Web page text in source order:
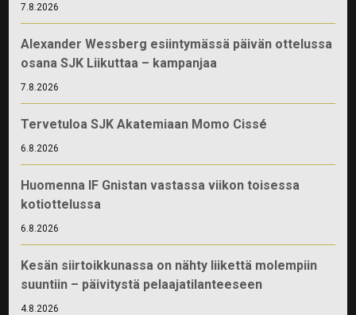
7.8.2026
Alexander Wessberg esiintymässä päivän ottelussa
osana SJK Liikuttaa – kampanjaa
7.8.2026
Tervetuloa SJK Akatemiaan Momo Cissé
6.8.2026
Huomenna IF Gnistan vastassa viikon toisessa
kotiottelussa
6.8.2026
Kesän siirtoikkunassa on nähty liikettä molempiin
suuntiin – päivitystä pelaajatilanteeseen
4.8.2026